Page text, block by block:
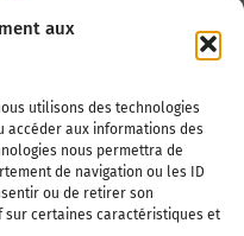
aux
utilisons des technologies
aux informations des
nous permettra de
de navigation ou les ID
ou de retirer son
sur certaines caractéristiques et
Elus des Littoraux